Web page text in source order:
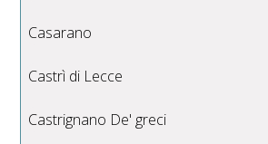
Casarano
Castrì di Lecce
Castrignano De' greci